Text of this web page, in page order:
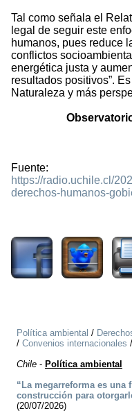
Tal como señala el
legal de seguir este
humanos, pues reduce
conflictos
energética justa y
resultados positivos”.
Naturaleza y más
Fuente:
https://radio.uchile.cl/
derechos-humanos-
Política ambiental /
/ Convenios internacionales /
Chile - Política ambiental
“La megarreforma es una
construcción para
(20/07/2026)